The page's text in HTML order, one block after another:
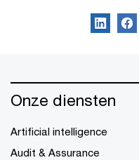
Onze diensten
Artificial intelligence
Audit & Assurance